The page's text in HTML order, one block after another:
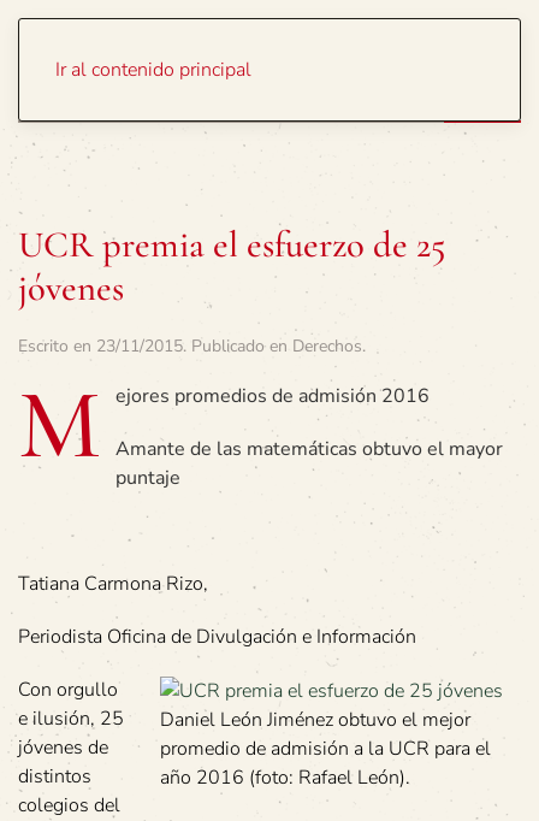
Ir al contenido principal
UCR premia el esfuerzo de 25
jóvenes
Escrito en 23/11/2015. Publicado en Derechos.
M
ejores promedios de admisión 2016
Amante de las matemáticas obtuvo el mayor
puntaje
Tatiana Carmona Rizo,
Periodista Oficina de Divulgación e Información
Daniel León Jiménez obtuvo el mejor
promedio de admisión a la UCR para el
año 2016 (foto: Rafael León).
Con orgullo
e ilusión, 25
jóvenes de
distintos
colegios del